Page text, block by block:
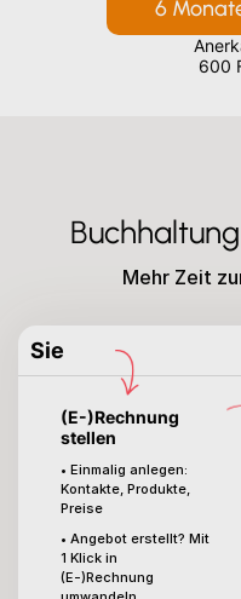
6
600
Buchhaltung
Mehr Zeit
Sie
(E-)Rechnung
stellen
• Einmalig anlegen:
Kontakte, Produkte,
Preise
• Angebot erstellt? Mit
1 Klick in
(E-)Rechnung